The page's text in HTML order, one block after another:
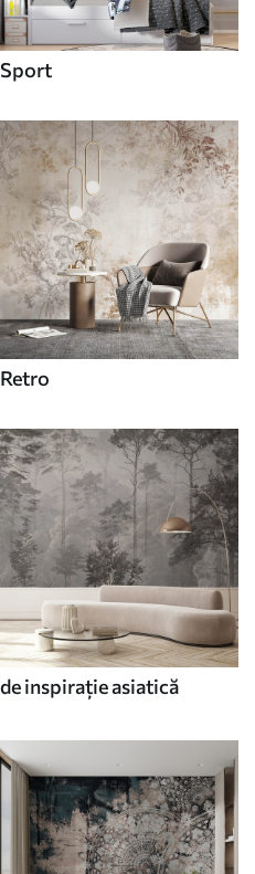
Sport
Retro
de inspirație asiatică